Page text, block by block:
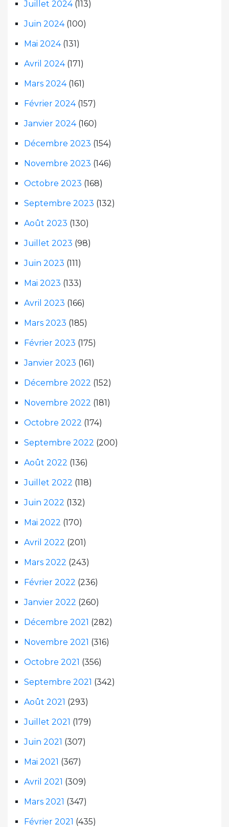
Juillet 2024(113)
Juin 2024(100)
Mai 2024(131)
Avril 2024(171)
Mars 2024(161)
Février 2024(157)
Janvier 2024(160)
Décembre 2023 (154)
Novembre 2023 (146)
Octobre 2023 (168)
Septembre 2023 (132)
Août 2023 (130)
Juillet 2023 (98)
Juin 2023 (111)
Mai 2023 (133)
Avril 2023 (166)
Mars 2023 (185)
Février 2023 (175)
Janvier 2023 (161)
Décembre 2022 (152)
Novembre 2022 (181)
Octobre 2022 (174)
Septembre 2022 (200)
Août 2022 (136)
Juillet 2022 (118)
Juin 2022 (132)
Mai 2022 (170)
Avril 2022 (201)
Mars 2022 (243)
Février 2022 (236)
Janvier 2022 (260)
Décembre 2021 (282)
Novembre 2021 (316)
Octobre 2021 (356)
Septembre 2021 (342)
Août 2021 (293)
Juillet 2021 (179)
Juin 2021 (307)
Mai 2021 (367)
Avril 2021 (309)
Mars 2021 (347)
Février 2021 (435)